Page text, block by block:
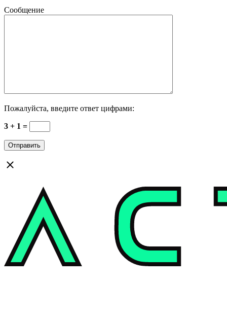
Сообщение
Пожалуйста, введите ответ цифрами:
3 + 1 =